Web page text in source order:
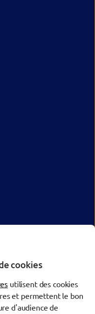
cookies
utilisent des cookies
et permettent le bon
d'audience de